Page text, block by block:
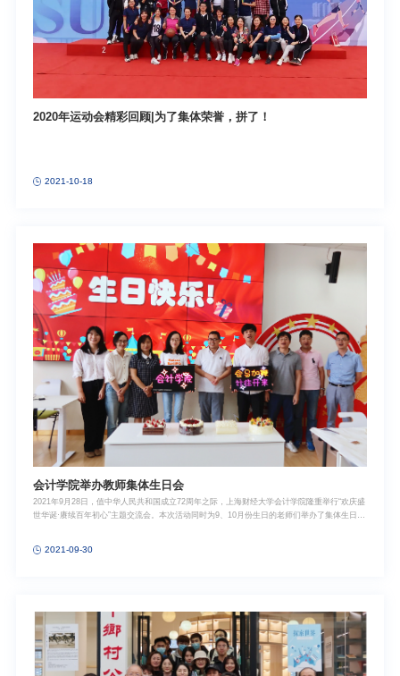
2020年运动会精彩回顾|为了集体荣誉，拼了！
2021-10-18
会计学院举办教师集体生日会
2021年9月28日，值中华人民共和国成立72周年之际，上海财经大学会计学院隆重举行“欢庆盛
世华诞·赓续百年初心”主题交流会。本次活动同时为9、10月份生日的老师们举办了集体生日
2021-09-30